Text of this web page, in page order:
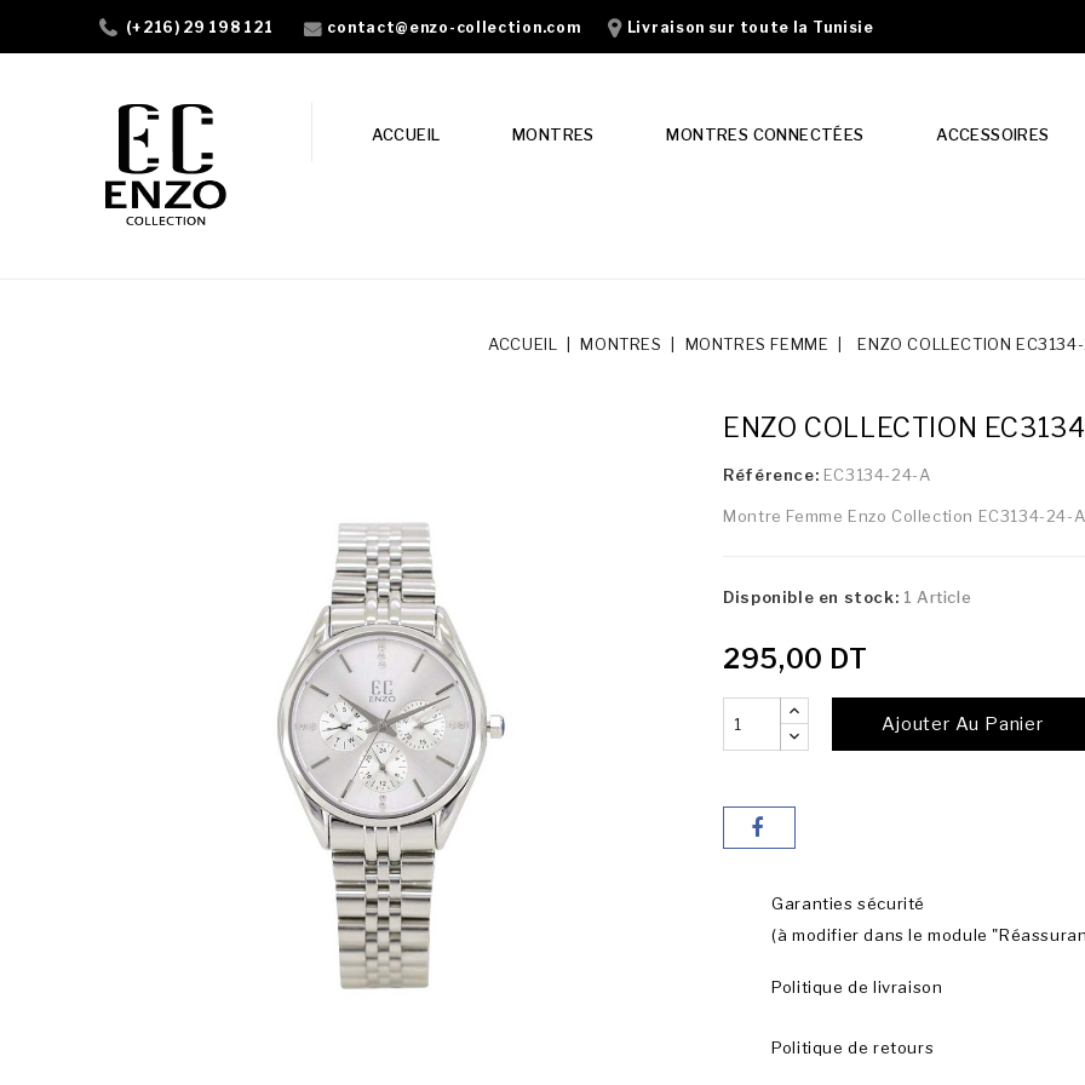
(+216) 29 198 121 contact@enzo-collection.com Livraison sur toute la Tunisie
ACCUEIL MONTRES MONTRES CONNECTÉES ACCESSOIRES
ACCUEIL MONTRES MONTRES FEMME ENZO COLLECTION
ENZO COLLECTION
Référence: EC3134-24-A
Montre Femme Enzo Collection EC3134-24-A
Disponible en stock: 1 Article
295,00 DT
Ajouter Au Panier
Garanties sécurité
(à modifier dans le module
Politique de livraison
Politique de retours